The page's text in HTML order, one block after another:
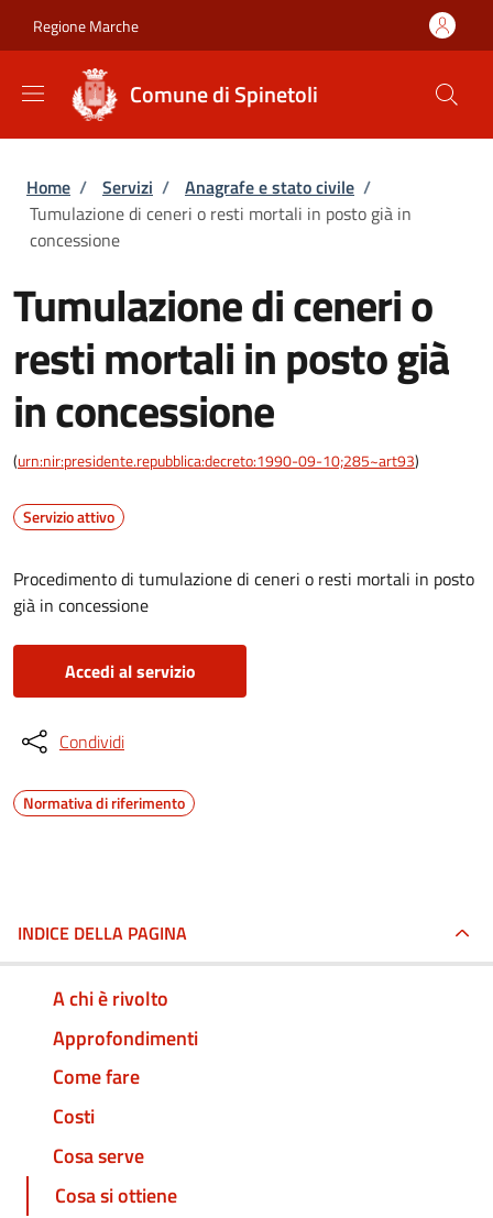
Regione Marche
Comune di Spinetoli
Briciole di pane
Home / Servizi / Anagrafe e stato civile /
Tumulazione di ceneri o resti mortali in posto già in
concessione
Tumulazione di ceneri o
resti mortali in posto già
in concessione
(urn:nir:presidente.repubblica:decreto:1990-09-10;285~art93)
Servizio attivo
Procedimento di tumulazione di ceneri o resti mortali in posto
già in concessione
Accedi al servizio
Condividi
Normativa di riferimento
INDICE DELLA PAGINA
A chi è rivolto
Approfondimenti
Come fare
Costi
Cosa serve
Cosa si ottiene